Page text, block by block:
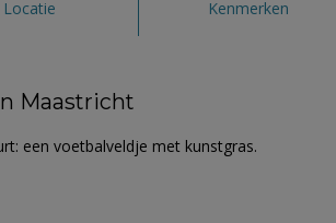
Locatie Kenmerken
Maastricht
een voetbalveldje met kunstgras.